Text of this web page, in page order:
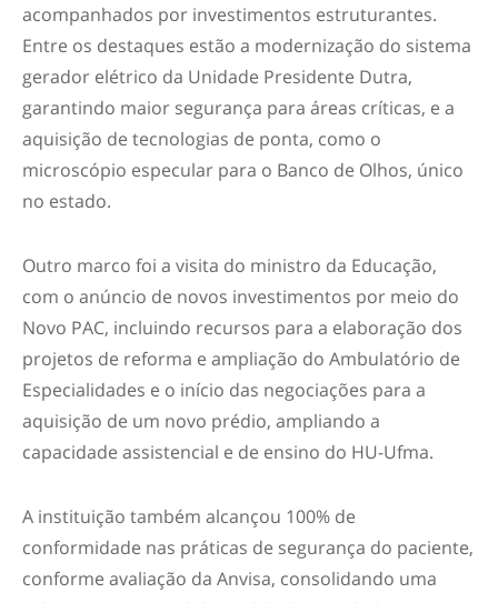
acompanhados por investimentos estruturantes.
Entre os destaques estão a modernização do sistema
gerador elétrico da Unidade Presidente Dutra,
garantindo maior segurança para áreas críticas, e a
aquisição de tecnologias de ponta, como o
microscópio especular para o Banco de Olhos, único
no estado.
Outro marco foi a visita do ministro da Educação,
com o anúncio de novos investimentos por meio do
Novo PAC, incluindo recursos para a elaboração dos
projetos de reforma e ampliação do Ambulatório de
Especialidades e o início das negociações para a
aquisição de um novo prédio, ampliando a
capacidade assistencial e de ensino do HU-Ufma.
A instituição também alcançou 100% de
conformidade nas práticas de segurança do paciente,
conforme avaliação da Anvisa, consolidando uma